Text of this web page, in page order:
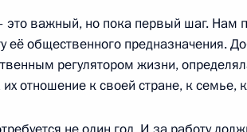
палаты Совета Федерации
это важный, но пока первый шаг. Нам
её общественного предназначения.
регулятором жизни,
отношение к своей стране, к семье,